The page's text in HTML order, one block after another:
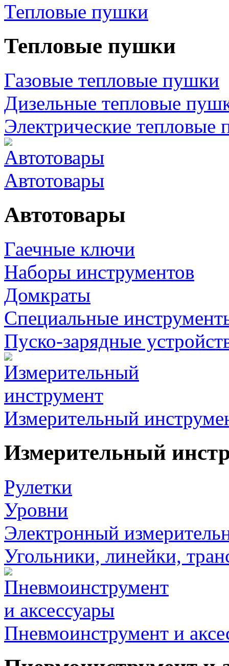
Тепловые пушки
Тепловые пушки
Газовые тепловые пушки
Дизельные тепловые
Электрические тепловые
Автотовары
Автотовары
Гаечные ключи
Наборы инструментов
Домкраты
Специальные
Пуско-зарядные
Измерительный
Измерительный
Рулетки
Уровни
Электронный
Угольники, линейки,
Пневмоинструмент и